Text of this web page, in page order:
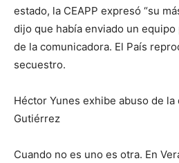
estado, la CEAPP expresó “su
dijo que había enviado un equipo
de la comunicadora. El País
secuestro.
Héctor Yunes exhibe abuso de
Gutiérrez
Cuando no es uno es otra. En